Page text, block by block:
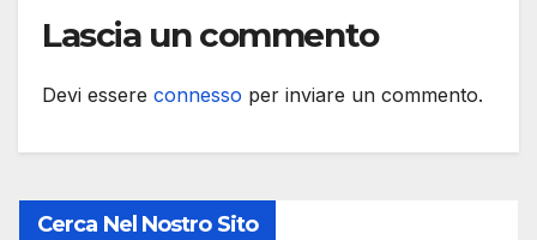
Lascia un commento
Devi essere connesso per inviare un commento.
Cerca Nel Nostro Sito